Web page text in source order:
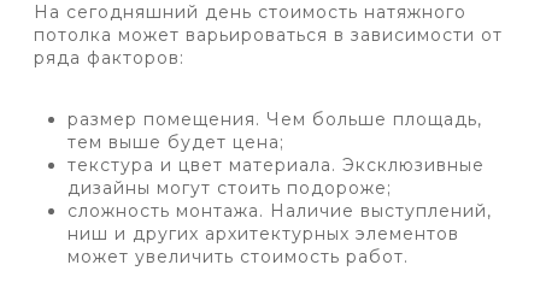
На сегодняшний день стоимость натяжного
потолка может варьироваться в зависимости от
ряда факторов:
размер помещения. Чем больше площадь,
тем выше будет цена;
текстура и цвет материала. Эксклюзивные
дизайны могут стоить подороже;
сложность монтажа. Наличие выступлений,
ниш и других архитектурных элементов
может увеличить стоимость работ.